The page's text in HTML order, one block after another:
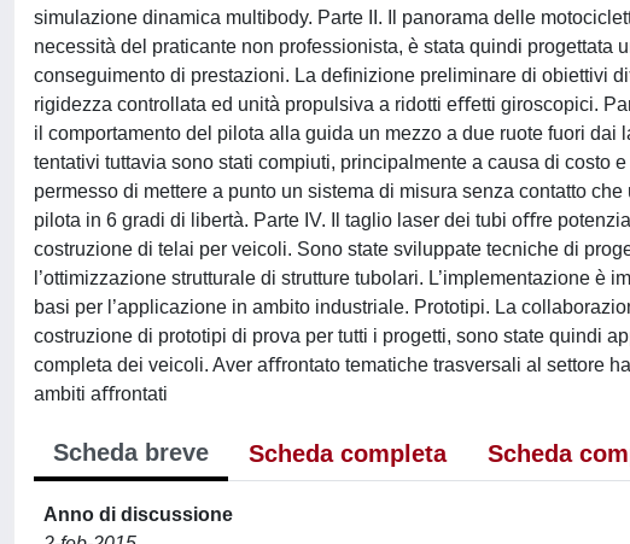
simulazione dinamica multibody. Parte II. Il panorama delle
necessità del praticante non professionista, è stata quindi progettata
conseguimento di prestazioni. La deﬁnizione preliminare di obiettivi
rigidezza controllata ed unità propulsiva a ridotti eﬀetti giroscopici.
il comportamento del pilota alla guida un mezzo a due ruote fuori
tentativi tuttavia sono stati compiuti, principalmente a causa di costo
permesso di mettere a punto un sistema di misura senza contatto
pilota in 6 gradi di libertà. Parte IV. Il taglio laser dei tubi oﬀre
costruzione di telai per veicoli. Sono state sviluppate tecniche di
l’ottimizzazione strutturale di strutture tubolari. L’implementazione
basi per l’applicazione in ambito industriale. Prototipi. La
costruzione di prototipi di prova per tutti i progetti, sono state quindi
completa dei veicoli. Aver aﬀrontato tematiche trasversali al settore
ambiti aﬀrontati
Scheda breve Scheda completa Scheda
Anno di discussione